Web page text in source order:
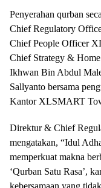
Penyerahan qurban
Chief Regulatory
Chief People Officer
Chief Strategy &
Ikhwan Bin Abdul
Sallyanto bersama
Kantor XLSMART
Direktur & Chief
mengatakan, “Idul
memperkuat makna
‘Qurban Satu Rasa’,
kebersamaan yang